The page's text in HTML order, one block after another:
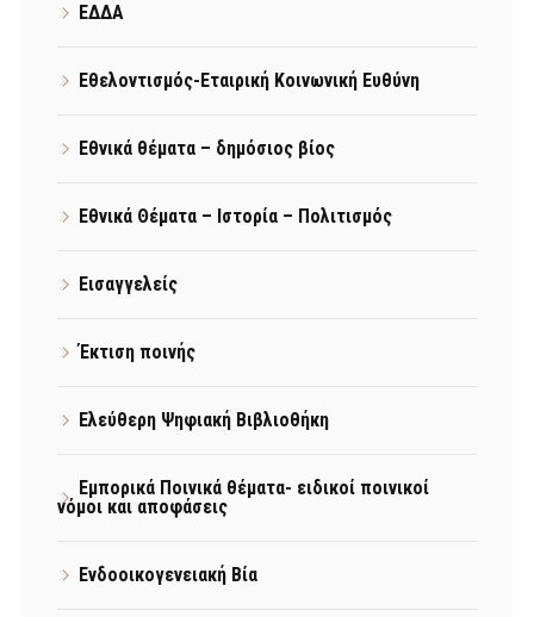
ΕΔΔΑ
Εθελοντισμός-Εταιρική Κοινωνική Ευθύνη
Εθνικά θέματα – δημόσιος βίος
Εθνικά Θέματα – Ιστορία – Πολιτισμός
Εισαγγελείς
Έκτιση ποινής
Ελεύθερη Ψηφιακή Βιβλιοθήκη
Εμπορικά Ποινικά θέματα- ειδικοί ποινικοί
νόμοι και αποφάσεις
Ενδοοικογενειακή Βία